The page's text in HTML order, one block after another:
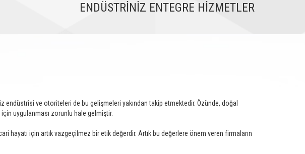
ENDÜSTRİNİZ ENTEGRE HİZMETLER
ve otoriteleri de bu gelişmeleri yakından takip etmektedir. Özünde, doğal
uygulanması zorunlu hale gelmiştir.
hayatı için artık vazgeçilmez bir etik değerdir. Artık bu değerlere önem veren firmaların